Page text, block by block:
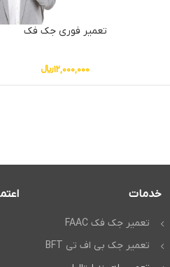
تعمیر فوری جک فک
12,000,000﷼
خدمات
تعمیر جک فک FAAC
تعمیر جک بی اف تی BFT